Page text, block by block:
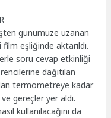
günümüze uzanan
eşliğinde aktarıldı.
soru cevap etkinliği
dağıtılan
termometreye kadar
gereçler yer aldı.
kullanılacağını da